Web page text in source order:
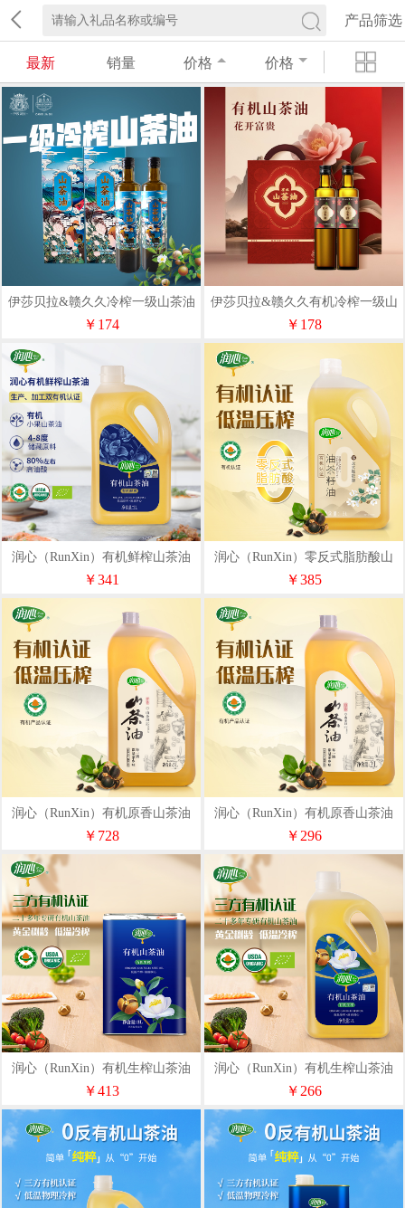
产品筛选
最新 销量 价格 价格
伊莎贝拉&赣久久冷榨一级山茶油
金山银山500ml*2礼盒
￥174
伊莎贝拉&赣久久有机冷榨一级山
茶油花开富贵500ml*2礼盒
￥178
润心（RunXin）有机鲜榨山茶油
2L
￥341
润心（RunXin）零反式脂肪酸山
茶油3L
￥385
润心（RunXin）有机原香山茶油
5L
￥728
润心（RunXin）有机原香山茶油
2L
￥296
润心（RunXin）有机生榨山茶油
铁罐3L
￥413
润心（RunXin）有机生榨山茶油
2L
￥266